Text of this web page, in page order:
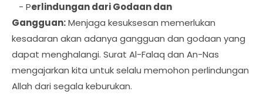
- Perlindungan dari Godaan dan
Gangguan:Menjaga kesuksesan memerlukan
kesadaran akan adanya gangguan dan godaan yang
dapat menghalangi. Surat Al-Falaq dan An-Nas
mengajarkan kita untuk selalu memohon perlindungan
Allah dari segala keburukan.